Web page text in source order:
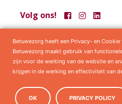
Volg ons!
Samenwerkingen Privacy statement
Betuwezorg heeft een Privacy- en Cookie
Betuwezorg maakt gebruik van
zijn voor de werking van de website en
krijgen in de werking en effectiviteit van
OK PRIVACY POLICY